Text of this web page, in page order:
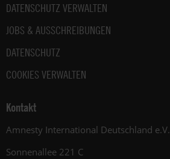
DATENSCHUTZ VERWALTEN
JOBS & AUSSCHREIBUNGEN
DATENSCHUTZ
COOKIES VERWALTEN
Kontakt
Amnesty International Deutschland e.V.
Sonnenallee 221 C